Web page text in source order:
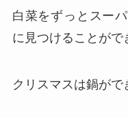
白菜をずっとスー
に見つけることがで
クリスマスは鍋がで